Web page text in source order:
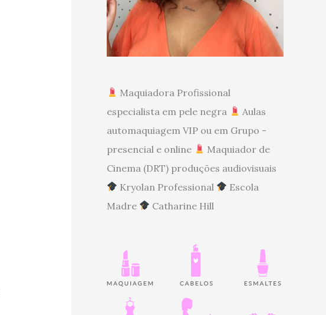
Maquiadora Profissional
especialista em pele negra
Aulas
automaquiagem VIP ou em Grupo -
presencial e online
Maquiador de
Cinema (DRT) produções audiovisuais
Kryolan Professional
Escola
Madre
Catharine Hill